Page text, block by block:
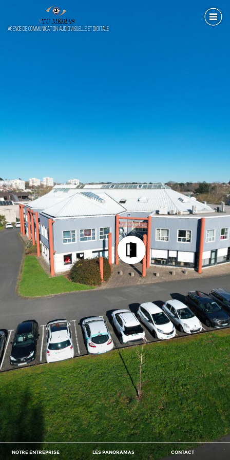
AGENCE DE COMMUNICATION AUDIOVISUELLE ET DIGITALE
NOTRE ENTREPRISE LES PANORAMAS CONTACT